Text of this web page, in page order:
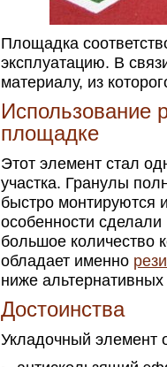
Площадка
эксплуатацию. В
материалу, из
Использование
площадке
Этот элемент стал
участка. Гранулы
быстро монтируются
особенности
большое количество
обладает именно
ниже
Достоинства
Укладочный элемент